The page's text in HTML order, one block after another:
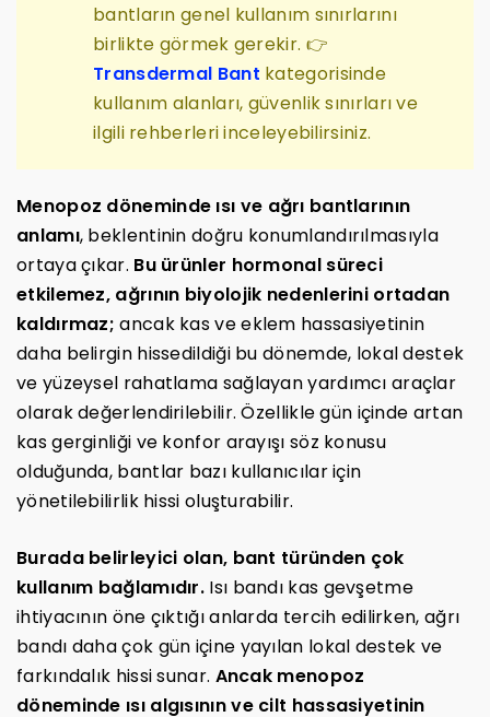
bantların genel kullanım sınırlarını
birlikte görmek gerekir. 👉
Transdermal Bant kategorisinde
kullanım alanları, güvenlik sınırları ve
ilgili rehberleri inceleyebilirsiniz.
Menopoz döneminde ısı ve ağrı bantlarının
anlamı, beklentinin doğru konumlandırılmasıyla
ortaya çıkar. Bu ürünler hormonal süreci
etkilemez, ağrının biyolojik nedenlerini ortadan
kaldırmaz; ancak kas ve eklem hassasiyetinin
daha belirgin hissedildiği bu dönemde, lokal destek
ve yüzeysel rahatlama sağlayan yardımcı araçlar
olarak değerlendirilebilir. Özellikle gün içinde artan
kas gerginliği ve konfor arayışı söz konusu
olduğunda, bantlar bazı kullanıcılar için
yönetilebilirlik hissi oluşturabilir.
Burada belirleyici olan, bant türünden çok
kullanım bağlamıdır. Isı bandı kas gevşetme
ihtiyacının öne çıktığı anlarda tercih edilirken, ağrı
bandı daha çok gün içine yayılan lokal destek ve
farkındalık hissi sunar. Ancak menopoz
döneminde ısı algısının ve cilt hassasiyetinin